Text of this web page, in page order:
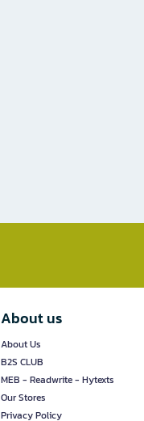
About us
About Us
B2S CLUB
MEB - Readwrite - Hytexts
Our Stores
Privacy Policy